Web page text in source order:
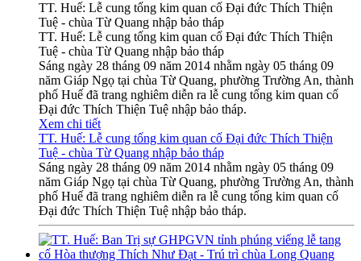
TT. Huế: Lễ cung tống kim quan cố Đại đức Thích Thiện
Tuệ - chùa Từ Quang nhập bảo tháp
TT. Huế: Lễ cung tống kim quan cố Đại đức Thích Thiện
Tuệ - chùa Từ Quang nhập bảo tháp
Sáng ngày 28 tháng 09 năm 2014 nhằm ngày 05 tháng 09
năm Giáp Ngọ tại chùa Từ Quang, phường Trường An, thành
phố Huế đã trang nghiêm diễn ra lễ cung tống kim quan cố
Đại đức Thích Thiện Tuệ nhập bảo tháp.
Xem chi tiết
TT. Huế: Lễ cung tống kim quan cố Đại đức Thích Thiện
Tuệ - chùa Từ Quang nhập bảo tháp
Sáng ngày 28 tháng 09 năm 2014 nhằm ngày 05 tháng 09
năm Giáp Ngọ tại chùa Từ Quang, phường Trường An, thành
phố Huế đã trang nghiêm diễn ra lễ cung tống kim quan cố
Đại đức Thích Thiện Tuệ nhập bảo tháp.